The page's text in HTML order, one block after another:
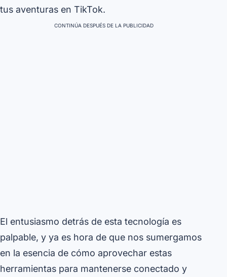
tus aventuras en TikTok.
CONTINÚA DESPUÉS DE LA PUBLICIDAD
El entusiasmo detrás de esta tecnología es
palpable, y ya es hora de que nos sumergamos
en la esencia de cómo aprovechar estas
herramientas para mantenerse conectado y